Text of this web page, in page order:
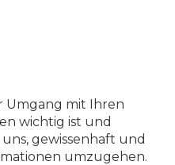
Umgang mit Ihren
wichtig ist und
gewissenhaft und
umzugehen.